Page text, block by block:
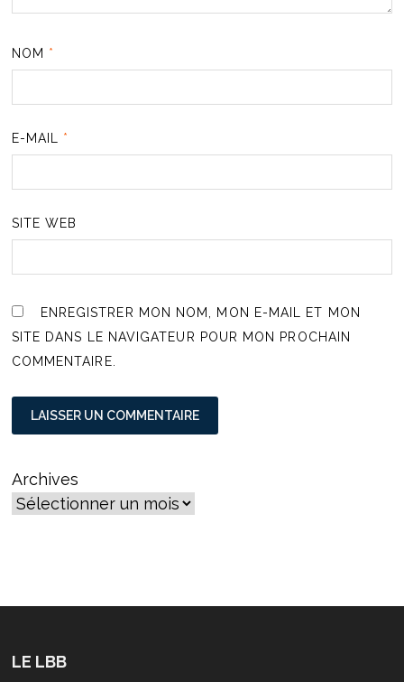
NOM *
E-MAIL *
SITE WEB
ENREGISTRER MON NOM, MON E-MAIL ET MON
SITE DANS LE NAVIGATEUR POUR MON PROCHAIN
COMMENTAIRE.
Archives
LE LBB